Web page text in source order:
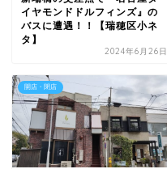
イヤモンドドルフィンズ』の
バスに遭遇！！【瑞穂区小ネ
タ】
2024年6月26日
開店・閉店